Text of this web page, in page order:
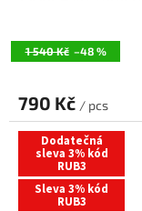
1 540 Kč –48 %
790 Kč / pcs
Dodatečná
sleva 3% kód
RUB3
Sleva 3% kód
RUB3